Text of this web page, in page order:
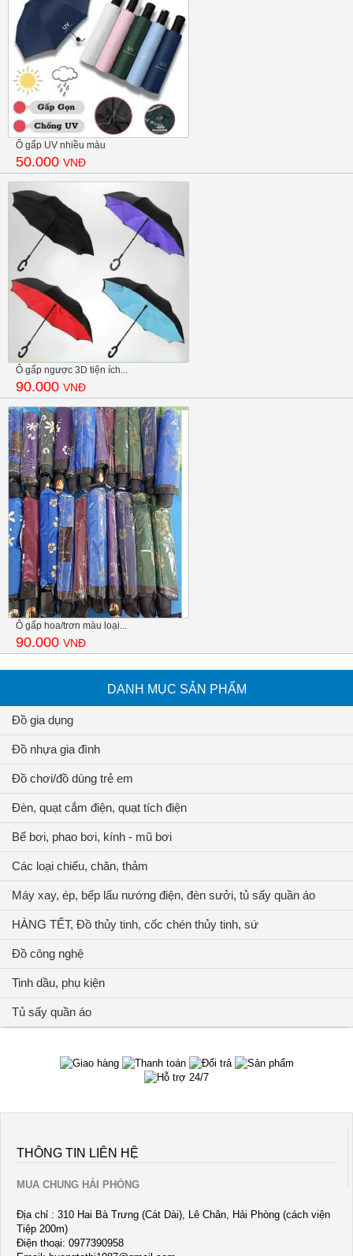
Ô gấp UV nhiều màu
50.000 VNĐ
Ô gấp ngược 3D tiện ích...
90.000 VNĐ
Ô gấp hoa/trơn màu loại...
90.000 VNĐ
DANH MỤC SẢN PHẨM
Đồ gia dụng
Đồ nhựa gia đình
Đồ chơi/đồ dùng trẻ em
Đèn, quạt cắm điện, quạt tích điện
Bể bơi, phao bơi, kính - mũ bơi
Các loại chiếu, chăn, thảm
Máy xay, ép, bếp lẩu nướng điện, đèn sưởi, tủ sấy quần áo
HÀNG TẾT, Đồ thủy tinh, cốc chén thủy tinh, sứ
Đồ công nghệ
Tinh dầu, phụ kiện
Tủ sấy quần áo
THÔNG TIN LIÊN HỆ
MUA CHUNG HẢI PHÒNG
Địa chỉ : 310 Hai Bà Trưng (Cát Dài), Lê Chân, Hải Phòng (cách viện
Tiệp 200m)
Điện thoại: 0977390958